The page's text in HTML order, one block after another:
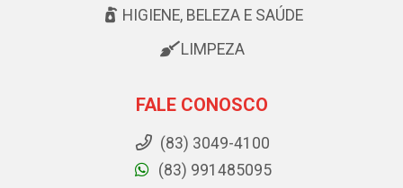
HIGIENE, BELEZA E SAÚDE
LIMPEZA
FALE CONOSCO
(83) 3049-4100
(83) 991485095